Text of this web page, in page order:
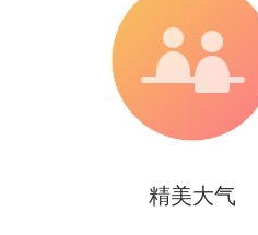
精美大气